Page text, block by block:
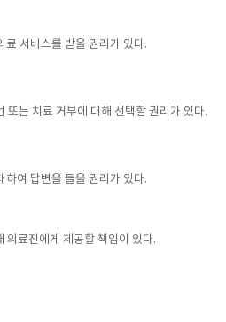
서비스를 받을 권리가 있다.
는 치료 거부에 대해 선택할 권리가 있다.
여 답변을 들을 권리가 있다.
료진에게 제공할 책임이 있다.